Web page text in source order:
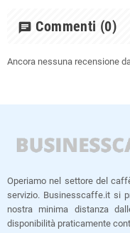
chat Commenti (0)
Ancora nessuna recensione
Operiamo nel settore del
servizio. Businesscaffe.it si
nostra minima distanza
disponibilità praticamente